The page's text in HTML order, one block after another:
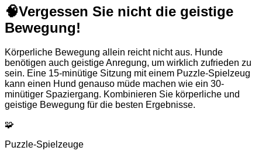
🧠Vergessen Sie nicht die geistige
Bewegung!
Körperliche Bewegung allein reicht nicht aus. Hunde
benötigen auch geistige Anregung, um wirklich zufrieden zu
sein. Eine 15-minütige Sitzung mit einem Puzzle-Spielzeug
kann einen Hund genauso müde machen wie ein 30-
minütiger Spaziergang. Kombinieren Sie körperliche und
geistige Bewegung für die besten Ergebnisse.
🧩
Puzzle-Spielzeuge